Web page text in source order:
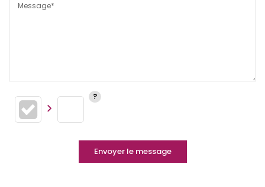
Message*
Envoyer le message